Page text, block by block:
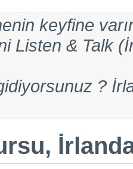
keyfine
Listen & Talk (
?